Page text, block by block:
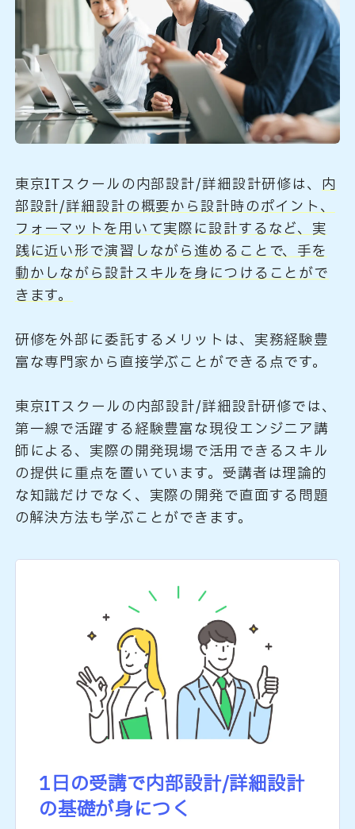
東京ITスクールの内部設計/詳細設計研修は、 内
部設計/詳細設計の概要から設計時のポイント、
フォーマットを用いて実際に設計するなど、実
践に近い形で演習しながら進めることで、手を
動かしながら設計スキルを身につけることがで
きます。
研修を外部に委託するメリットは、実務経験豊
富な専門家から直接学ぶことができる点です。
東京ITスクールの内部設計/詳細設計研修では、
第一線で活躍する経験豊富な現役エンジニア講
師による、実際の開発現場で活用できるスキル
の提供に重点を置いています。受講者は理論的
な知識だけでなく、実際の開発で直面する問題
の解決方法も学ぶことができます。
1日の受講で内部設計/詳細設計
の基礎が身につく